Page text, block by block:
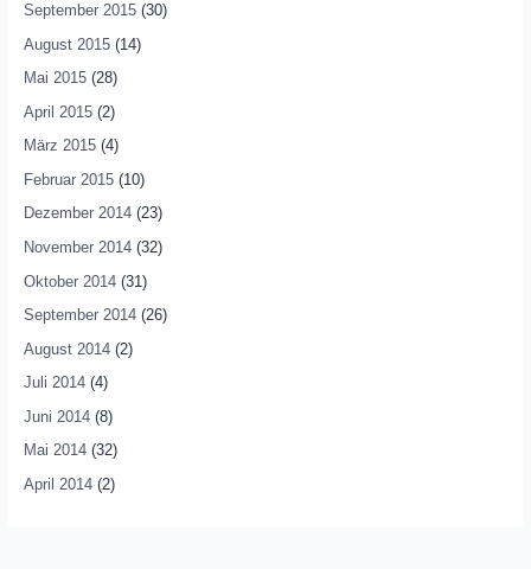
September 2015(30)
August 2015(14)
Mai 2015(28)
April 2015(2)
März 2015(4)
Februar 2015(10)
Dezember 2014(23)
November 2014(32)
Oktober 2014(31)
September 2014(26)
August 2014(2)
Juli 2014(4)
Juni 2014(8)
Mai 2014(32)
April 2014(2)